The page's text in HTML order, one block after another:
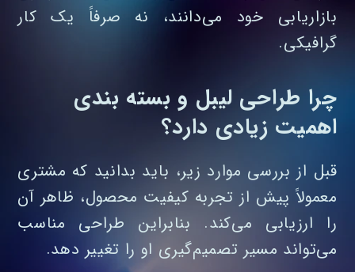
بازاریابی خود می‌دانند، نه صرفاً یک کار
گرافیکی.
چرا طراحی لیبل و بسته بندی
اهمیت زیادی دارد؟
قبل از بررسی موارد زیر، باید بدانید که مشتری
معمولاً پیش از تجربه کیفیت محصول، ظاهر آن
را ارزیابی می‌کند. بنابراین طراحی مناسب
می‌تواند مسیر تصمیم‌گیری او را تغییر دهد.